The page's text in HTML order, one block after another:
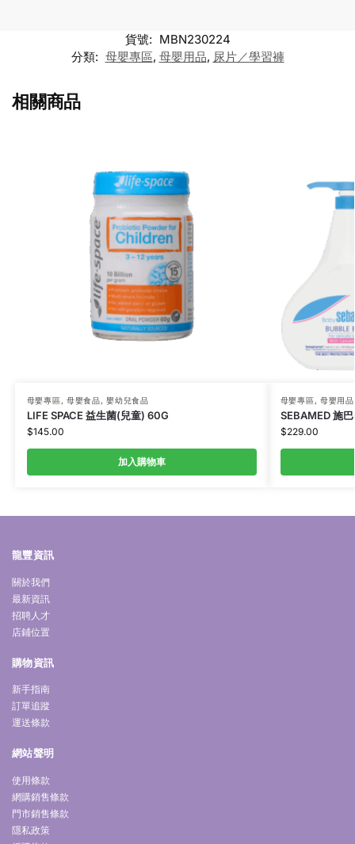
貨號: MBN230224
分類: 母嬰專區, 母嬰用品, 尿片／學習褲
相關商品
母嬰專區, 母嬰食品,嬰幼兒食品
LIFE SPACE 益生菌(兒童) 60G
$145.00
加入購物車
母嬰專區, 母嬰用品
SEBAMED 施
$229.00
龍豐資訊
關於我們
最新資訊
招聘人才
店鋪位置
購物資訊
新手指南
訂單追蹤
運送條款
網站聲明
使用條款
網購銷售條款
門市銷售條款
隱私政策